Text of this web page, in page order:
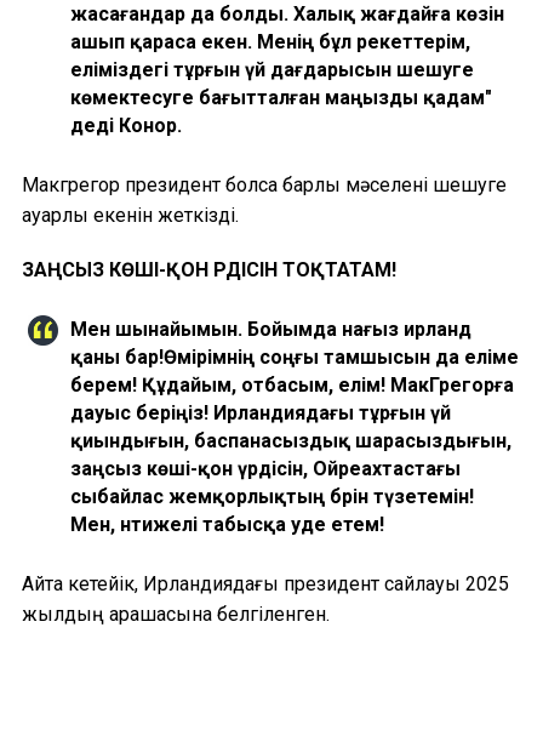
жасағандар да болды. Халық жағдайға көзін
ашып қараса екен. Менің бұл әрекеттерім,
еліміздегі тұрғын үй дағдарысын шешуге
көмектесуге бағытталған маңызды қадам"
деді Конор.
Макгрегор президент болса барлық мәселені шешуге
қауқарлы екенін жеткізді.
ЗАҢСЫЗ КӨШІ-ҚОН ҮРДІСІН ТОҚТАТАМ!
Мен шынайымын. Бойымда нағыз ирланд
қаны бар!Өмірімнің соңғы тамшысын да еліме
берем! Құдайым, отбасым, елім! МакГрегорға
дауыс беріңіз! Ирландиядағы тұрғын үй
қиындығын, баспанасыздық шарасыздығын,
заңсыз көші-қон үрдісін, Ойреахтастағы
сыбайлас жемқорлықтың бәрін түзетемін!
Мен, нәтижелі табысқа уәде етем!
Айта кетейік, Ирландиядағы президент сайлауы 2025
жылдың қарашасына белгіленген.